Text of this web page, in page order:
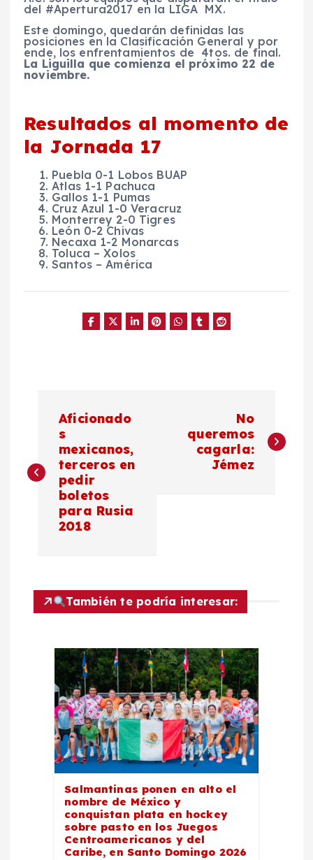
del #Apertura2017 en la LIGA MX.
Este domingo, quedarán definidas las
posiciones en la Clasificación General y por
ende, los enfrentamientos de 4tos. de final.
La Liguilla que comienza el próximo 22 de
noviembre.
Resultados al momento de
la Jornada 17
Puebla 0-1 Lobos BUAP
Atlas 1-1 Pachuca
Gallos 1-1 Pumas
Cruz Azul 1-0 Veracruz
Monterrey 2-0 Tigres
León 0-2 Chivas
Necaxa 1-2 Monarcas
Toluca – Xolos
Santos – América
v
c
Aficionado
s
mexicanos,
terceros en
pedir
boletos
para Rusia
2018
No
queremos
cagarla:
Jémez
También te podría interesar:
Salmantinas ponen en alto el
nombre de México y
conquistan plata en hockey
sobre pasto en los Juegos
Centroamericanos y del
Caribe, en Santo Domingo 2026